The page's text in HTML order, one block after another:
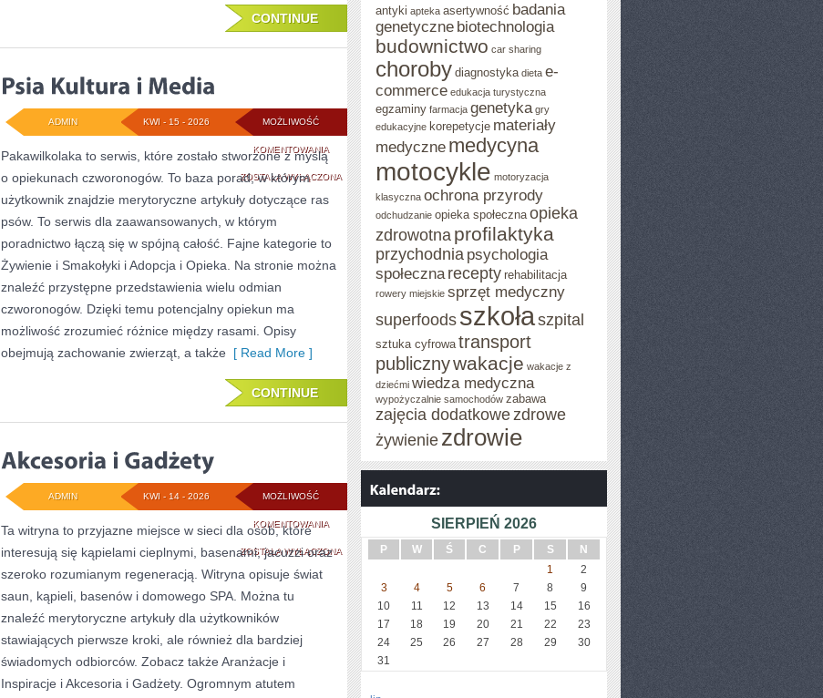
CONTINUE
MOŻLIWOŚĆ
KOMENTOWANIAPSIA
KULTURA
I
MEDIA
ZOSTAŁA WYŁĄCZONA
KWI - 15 - 2026
ADMIN
Pakawilkolaka to serwis, które zostało stworzone z myślą
o opiekunach czworonogów. To baza porad, w którym
użytkownik znajdzie merytoryczne artykuły dotyczące ras
psów. To serwis dla zaawansowanych, w którym
poradnictwo łączą się w spójną całość. Fajne kategorie to
Żywienie i Smakołyki i Adopcja i Opieka. Na stronie można
znaleźć przystępne przedstawienia wielu odmian
czworonogów. Dzięki temu potencjalny opiekun ma
możliwość zrozumieć różnice między rasami. Opisy
obejmują zachowanie zwierząt, a także [ Read More ]
CONTINUE
MOŻLIWOŚĆ
KOMENTOWANIAAKCESORIA
I
GADŻETY
ZOSTAŁA WYŁĄCZONA
KWI - 14 - 2026
ADMIN
Ta witryna to przyjazne miejsce w sieci dla osób, które
interesują się kąpielami cieplnymi, basenami, jacuzzi oraz
szeroko rozumianym regeneracją. Witryna opisuje świat
saun, kąpieli, basenów i domowego SPA. Można tu
znaleźć merytoryczne artykuły dla użytkowników
stawiających pierwsze kroki, ale również dla bardziej
świadomych odbiorców. Zobacz także Aranżacje i
Inspiracje i Akcesoria i Gadżety. Ogromnym atutem
antyki apteka asertywność badania
genetyczne biotechnologia
budownictwo car sharing
choroby diagnostyka dieta e-
commerce edukacja turystyczna
egzaminy farmacja genetyka gry
edukacyjne korepetycje materiały
medyczne medycyna
motocykle motoryzacja
klasyczna ochrona przyrody
odchudzanie opieka społeczna opieka
zdrowotna profilaktyka
przychodnia psychologia
społeczna recepty rehabilitacja
rowery miejskie sprzęt medyczny
superfoods szkołaszpital
sztuka cyfrowa transport
publicznywakacje wakacje z
dziećmi wiedza medyczna
wypożyczalnie samochodów zabawa
zajęcia dodatkowezdrowe
żywienie zdrowie
SIERPIEŃ 2026
P W Ś C P S
N
1
2
3
4 5 6 7 8
9
10
11 12 13 14 15
16
17
18 19 20 21 22
23
24
25 26 27 28 29
30
31